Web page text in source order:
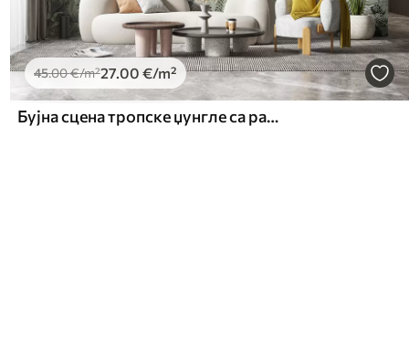
45.00€/m²27.00 €/m²
Бујна сцена тропске џунгле са разним палмама, великим лишћем и шареним цвећем у првом плану